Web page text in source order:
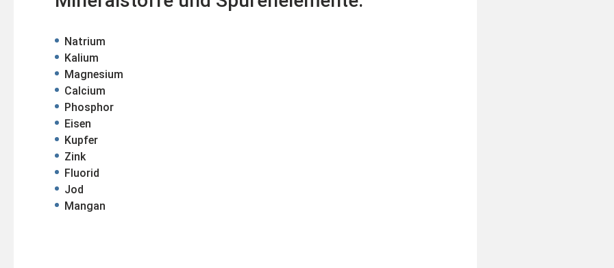
Natrium
Kalium
Magnesium
Calcium
Phosphor
Eisen
Kupfer
Zink
Fluorid
Jod
Mangan